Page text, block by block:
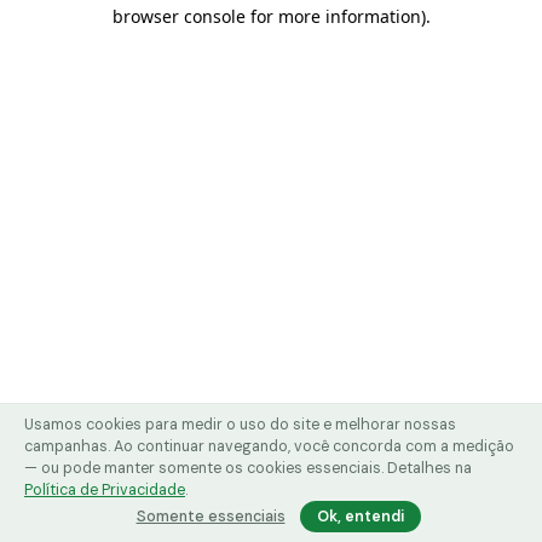
browser console for more information).
Usamos cookies para medir o uso do site e melhorar nossas
campanhas. Ao continuar navegando, você concorda com a medição
— ou pode manter somente os cookies essenciais. Detalhes na
Política de Privacidade.
Somente essenciais
Ok, entendi